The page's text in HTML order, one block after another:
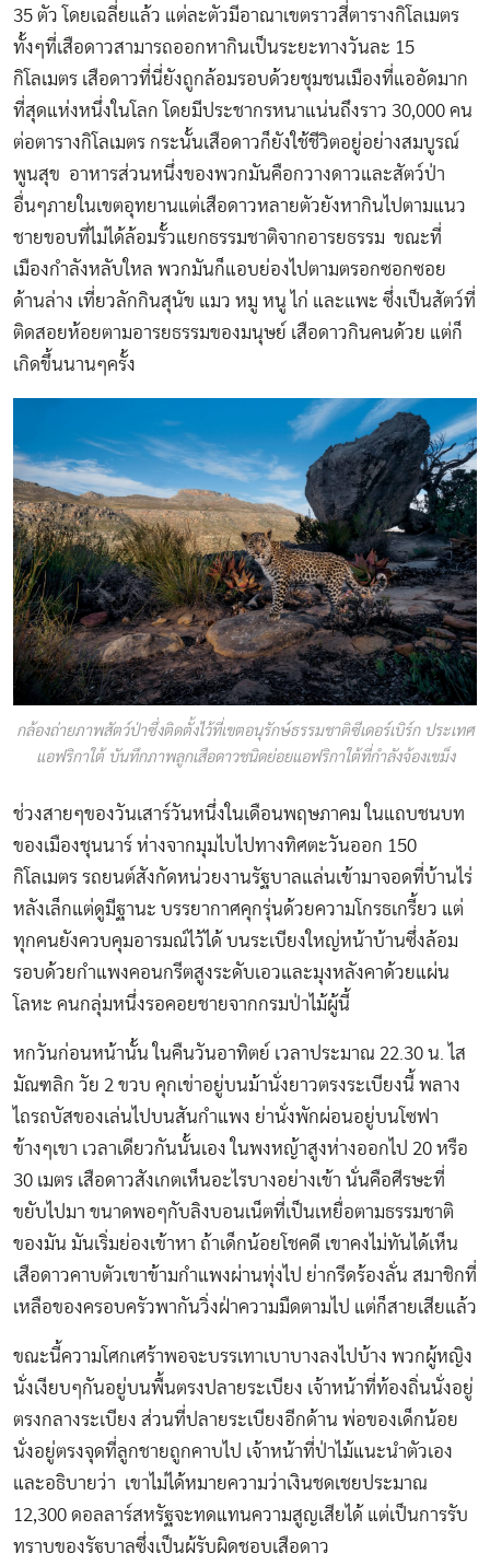
35 ตัว โดยเฉลี่ยแล้ว แต่ละตัวมีอาณาเขตราวสี่ตารางกิโลเมตร
ทั้งๆที่เสือดาวสามารถออกหากินเป็นระยะทางวันละ 15
กิโลเมตร เสือดาวที่นี่ยังถูกล้อมรอบด้วยชุมชนเมืองที่แออัดมาก
ที่สุดแห่งหนึ่งในโลก โดยมีประชากรหนาแน่นถึงราว 30,000 คน
ต่อตารางกิโลเมตร กระนั้นเสือดาวก็ยังใช้ชีวิตอยู่อย่างสมบูรณ์
พูนสุข อาหารส่วนหนึ่งของพวกมันคือกวางดาวและสัตว์ป่า
อื่นๆภายในเขตอุทยานแต่เสือดาวหลายตัวยังหากินไปตามแนว
ชายขอบที่ไม่ได้ล้อมรั้วแยกธรรมชาติจากอารยธรรม ขณะที่
เมืองกำลังหลับใหล พวกมันก็แอบย่องไปตามตรอกซอกซอย
ด้านล่าง เที่ยวลักกินสุนัข แมว หมู หนู ไก่ และแพะ ซึ่งเป็นสัตว์ที่
ติดสอยห้อยตามอารยธรรมของมนุษย์ เสือดาวกินคนด้วย แต่ก็
เกิดขึ้นนานๆครั้ง
กล้องถ่ายภาพสัตว์ป่าซึ่งติดตั้งไว้ที่เขตอนุรักษ์ธรรมชาติซีเดอร์เบิร์ก ประเทศ
แอฟริกาใต้ บันทึกภาพลูกเสือดาวชนิดย่อยแอฟริกาใต้ที่กำลังจ้องเขม็ง
ช่วงสายๆของวันเสาร์วันหนึ่งในเดือนพฤษภาคม ในแถบชนบท
ของเมืองชุนนาร์ ห่างจากมุมไบไปทางทิศตะวันออก 150
กิโลเมตร รถยนต์สังกัดหน่วยงานรัฐบาลแล่นเข้ามาจอดที่บ้านไร่
หลังเล็กแต่ดูมีฐานะ บรรยากาศคุกรุ่นด้วยความโกรธเกรี้ยว แต่
ทุกคนยังควบคุมอารมณ์ไว้ได้ บนระเบียงใหญ่หน้าบ้านซึ่งล้อม
รอบด้วยกำแพงคอนกรีตสูงระดับเอวและมุงหลังคาด้วยแผ่น
โลหะ คนกลุ่มหนึ่งรอคอยชายจากกรมป่าไม้ผู้นี้
หกวันก่อนหน้านั้น ในคืนวันอาทิตย์ เวลาประมาณ 22.30 น. ไส
มัณฑลิก วัย 2 ขวบ คุกเข่าอยู่บนม้านั่งยาวตรงระเบียงนี้ พลาง
ไถรถบัสของเล่นไปบนสันกำแพง ย่านั่งพักผ่อนอยู่บนโซฟา
ข้างๆเขา เวลาเดียวกันนั้นเอง ในพงหญ้าสูงห่างออกไป 20 หรือ
30 เมตร เสือดาวสังเกตเห็นอะไรบางอย่างเข้า นั่นคือศีรษะที่
ขยับไปมา ขนาดพอๆกับลิงบอนเน็ตที่เป็นเหยื่อตามธรรมชาติ
ของมัน มันเริ่มย่องเข้าหา ถ้าเด็กน้อยโชคดี เขาคงไม่ทันได้เห็น
เสือดาวคาบตัวเขาข้ามกำแพงผ่านทุ่งไป ย่ากรีดร้องลั่น สมาชิกที่
เหลือของครอบครัวพากันวิ่งฝ่าความมืดตามไป แต่ก็สายเสียแล้ว
ขณะนี้ความโศกเศร้าพอจะบรรเทาเบาบางลงไปบ้าง พวกผู้หญิง
นั่งเงียบๆกันอยู่บนพื้นตรงปลายระเบียง เจ้าหน้าที่ท้องถิ่นนั่งอยู่
ตรงกลางระเบียง ส่วนที่ปลายระเบียงอีกด้าน พ่อของเด็กน้อย
นั่งอยู่ตรงจุดที่ลูกชายถูกคาบไป เจ้าหน้าที่ป่าไม้แนะนำตัวเอง
และอธิบายว่า เขาไม่ได้หมายความว่าเงินชดเชยประมาณ
12,300 ดอลลาร์สหรัฐจะทดแทนความสูญเสียได้ แต่เป็นการรับ
ทราบของรัฐบาลซึ่งเป็นผู้รับผิดชอบเสือดาว